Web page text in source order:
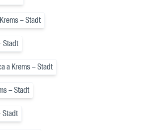
– Stadt
Stadt
a Krems – Stadt
– Stadt
Stadt